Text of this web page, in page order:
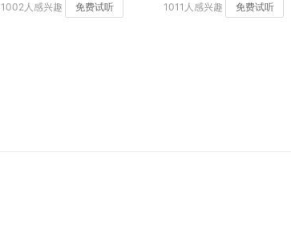
1002人感兴趣 免费试听 1011人感兴趣 免费试听